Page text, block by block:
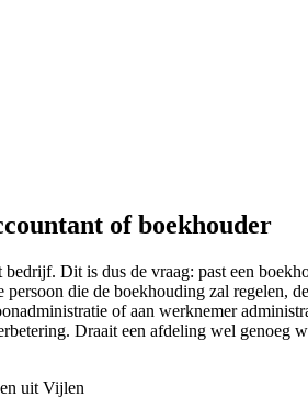
of boekhouder
Dit is dus de vraag: past een
die de boekhouding zal regelen,
of aan werknemer
Draait een afdeling wel
uit Vijlen